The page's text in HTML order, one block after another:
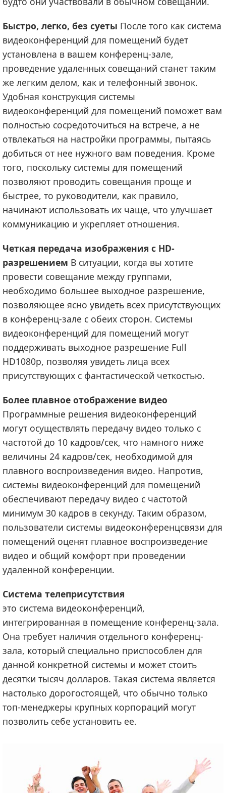
Быстро, легко, без суеты После того как система
видеоконференций для помещений будет
установлена в вашем конференц-зале,
проведение удаленных совещаний станет таким
же легким делом, как и телефонный звонок.
Удобная конструкция системы
видеоконференций для помещений поможет вам
полностью сосредоточиться на встрече, а не
отвлекаться на настройки программы, пытаясь
добиться от нее нужного вам поведения. Кроме
того, поскольку системы для помещений
позволяют проводить совещания проще и
быстрее, то руководители, как правило,
начинают использовать их чаще, что улучшает
коммуникацию и укрепляет отношения.
Четкая передача изображения с HD-
разрешением В ситуации, когда вы хотите
провести совещание между группами,
необходимо большее выходное разрешение,
позволяющее ясно увидеть всех присутствующих
в конференц-зале с обеих сторон. Системы
видеоконференций для помещений могут
поддерживать выходное разрешение Full
HD1080p, позволяя увидеть лица всех
присутствующих с фантастической четкостью.
Более плавное отображение видео
Программные решения видеоконференций
могут осуществлять передачу видео только с
частотой до 10 кадров/сек, что намного ниже
величины 24 кадров/сек, необходимой для
плавного воспроизведения видео. Напротив,
системы видеоконференций для помещений
обеспечивают передачу видео с частотой
минимум 30 кадров в секунду. Таким образом,
пользователи системы видеоконференцсвязи для
помещений оценят плавное воспроизведение
видео и общий комфорт при проведении
удаленной конференции.
Система телеприсутствия
это система видеоконференций,
интегрированная в помещение конференц-зала.
Она требует наличия отдельного конференц-
зала, который специально приспособлен для
данной конкретной системы и может стоить
десятки тысяч долларов. Такая система является
настолько дорогостоящей, что обычно только
топ-менеджеры крупных корпораций могут
позволить себе установить ее.